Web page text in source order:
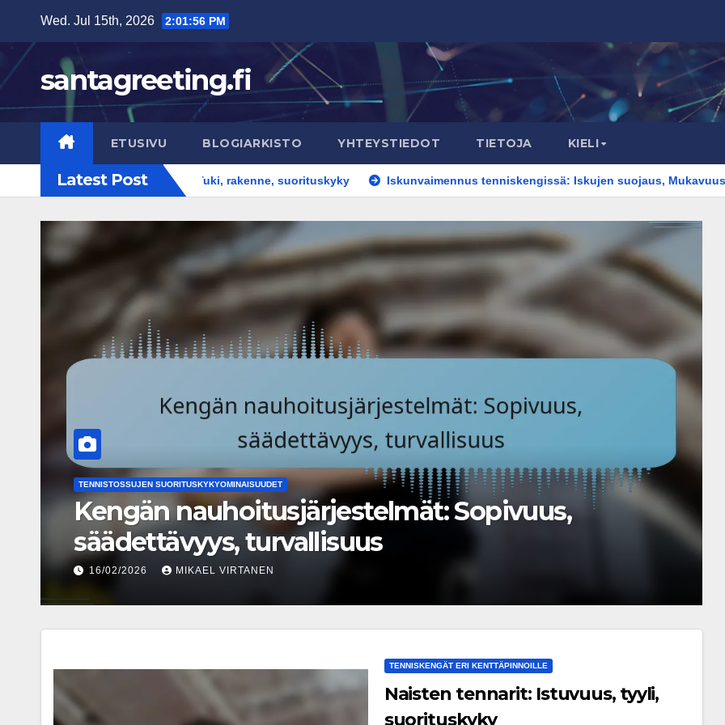
content
Wed. Jul 15th, 2026 2:01:57 PM
santagreeting.fi
ETUSIVU BLOGIARKISTO YHTEYSTIEDOT TIETOJA KIELI
Latest Post
Stabiilit tennarit: Tuki, rakenne, suorituskyky Iskunvaimennus tenniskengissä: Iskujen suojaus, Mukavuus,
TENNISKENGÄT ERI KENTTÄPINNOILLE
Vapaa-ajan tennarit: Edullisuus, Mukavuus,
Tyylikkyys
17/02/2026 MIKAEL VIRTANEN
TENNISKENGÄT ERI KENTTÄPINNOILLE
Naisten tennarit: Istuvuus, tyyli,
suorituskyky